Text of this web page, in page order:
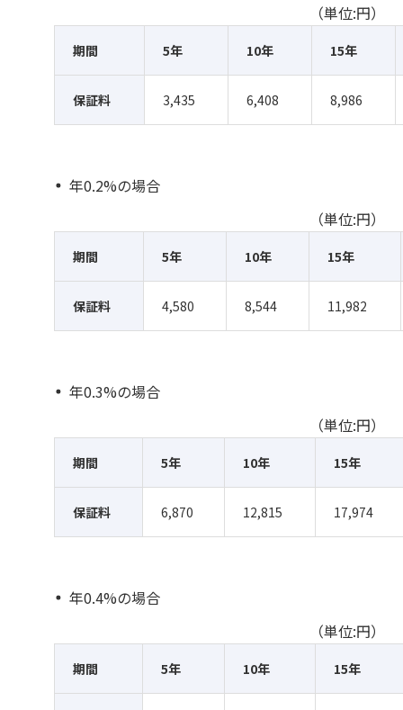
（単位:円）
期間 5年 10年 15年
保証料 3,435 6,408 8,986
年0.2%の場合
（単位:円）
期間 5年 10年 15年
保証料 4,580 8,544 11,982
年0.3%の場合
（単位:円）
期間 5年 10年 15年
保証料 6,870 12,815 17,974
年0.4%の場合
（単位:円）
期間 5年 10年 15年